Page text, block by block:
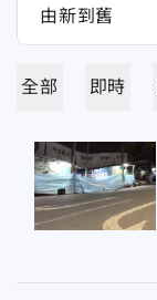
全部 即時